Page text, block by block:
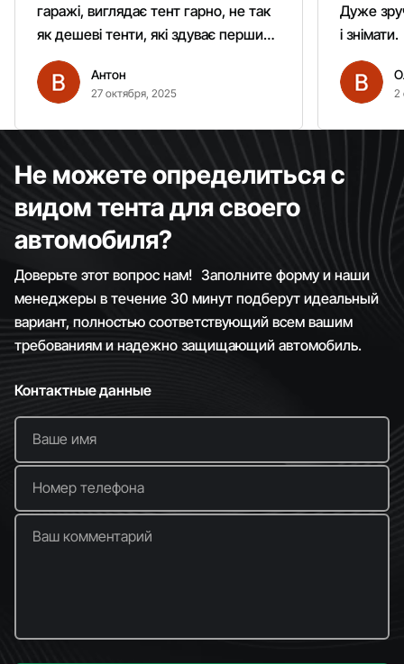
гаражі, виглядає тент гарно, не так
як дешеві тенти, які здуває першим
вітром. Гарно кріпиться.
Рекомендую однозначно!
Антон
27 октября, 2025
Дуже
і знімати.
2
Не можете определиться с
видом тента для своего
автомобиля?
Доверьте этот вопрос нам! Заполните форму и наши
менеджеры в течение 30 минут подберут идеальный
вариант, полностью соответствующий всем вашим
требованиям и надежно защищающий автомобиль.
Контактные данные
Ваше имя
Номер телефона
Ваш комментарий